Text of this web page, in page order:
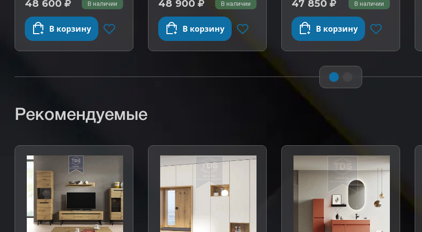
48 600 В наличии
В корзину
48 900 В наличии
В корзину
47 850 В наличии
В корзину
Рекомендуемые